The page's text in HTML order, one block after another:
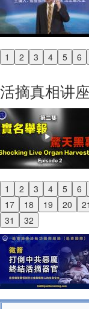
1 2 3 4 5 6
Previous
活摘真相讲座
1 2 3 4 5 6
17
18 19 20 21
31
32
Previous
Next